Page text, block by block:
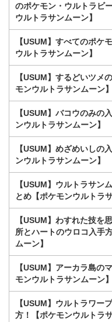
のポケモン・ウルトラビ
ウルトラサンムーン】
【USUM】すべてのポケ
ウルトラサンムーン】
【USUM】するどいツメ
モンウルトラサンムーン】
【USUM】バコウのみの
ンウルトラサンムーン】
【USUM】めざめいしの
ンウルトラサンムーン】
【USUM】ウルトラサン
とめ【ポケモンウルトラ
【USUM】わすれた技を
所とハートのウロコ入手
ムーン】
【USUM】アーカラ島の
モンウルトラサンムーン】
【USUM】ウルトラワー
方！【ポケモンウルトラ